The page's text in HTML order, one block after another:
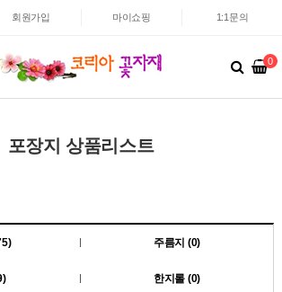
회원가입 마이쇼핑 1:1문의
0
포장지 상품리스트
주름지 (0)
한지롤 (0)